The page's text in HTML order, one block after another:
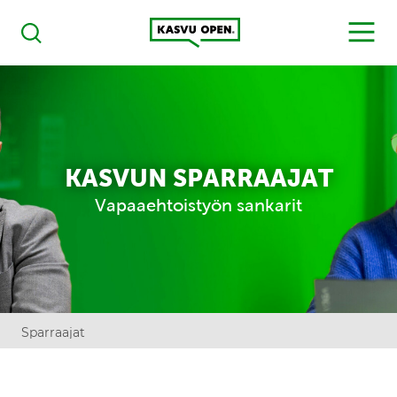
Haku
Kasvu Open
MENU
KASVUN SPARRAAJAT
Vapaaehtoistyön sankarit
Sparraajat